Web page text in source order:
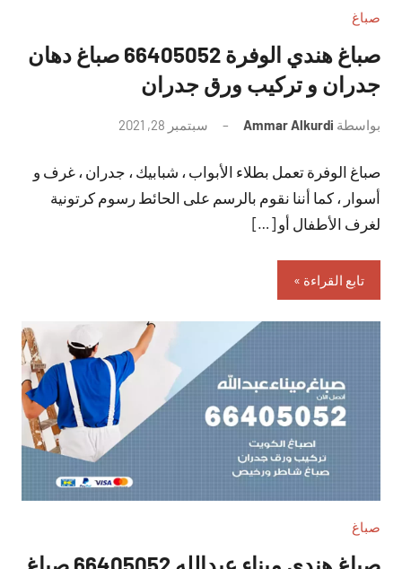
صباغ
صباغ هندي الوفرة 66405052 صباغ دهان
جدران و تركيب ورق جدران
بواسطة Ammar Alkurdi سبتمبر 28, 2021
تعليقات
صباغ الوفرة تعمل بطلاء الأبواب ، شبابيك ، جدران ، غرف و
أسوار ، كما أننا نقوم بالرسم على الحائط رسوم كرتونية
لغرف الأطفال أو […]
تابع القراءة
صباغ